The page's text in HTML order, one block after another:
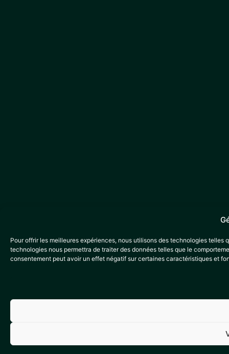
Pour offrir les meilleures expériences, nous utilisons des technologies
technologies nous permettra de traiter des données telles que le
consentement peut avoir un effet négatif sur certaines caractéristiques et